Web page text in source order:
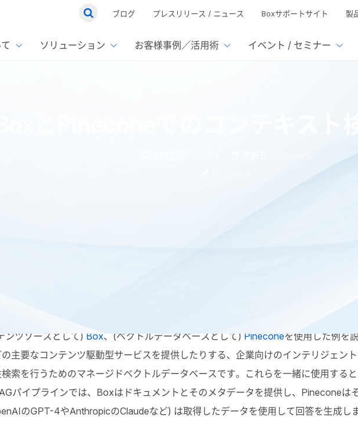
ブログ プレスリリース / ニュース Boxサポートサイト 製
ソリューション お客様事例／活用術 イベント / セミナー
BoxとPineconeでのコンテキスト
ンツソースとして) Box、(ベクトルデータベースとして) Pineconeを使用した例を
主要なコンテンツ駆動型サービスを提供したりする、企業向けのインテリジェン
索を行うためのマネージドベクトルデータベースです。これらを一緒に使用する
パイプラインでは、 Boxはドキュメントとそのメタデータを提供し、 Pineconeは
のGPT-4やAnthropicのClaudeなど) は取得したデータを使用して回答を生成しま